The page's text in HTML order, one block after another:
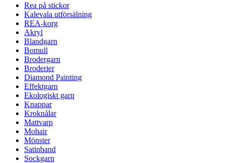
Rea på stickor
Kalevala utförsälning
REA-korg
Akryl
Blandgarn
Bomull
Brodergarn
Broderier
Diamond Painting
Effektgarn
Ekologiskt garn
Knappar
Kroknålar
Mattvarp
Mohair
Mönster
Satinband
Sockgarn